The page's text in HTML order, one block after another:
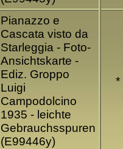
Pianazzo e
Cascata visto da
Starleggia - Foto-
Ansichtskarte -
Ediz. Groppo
Luigi
Campodolcino
1935 - leichte
Gebrauchsspuren
(E99446y)
*